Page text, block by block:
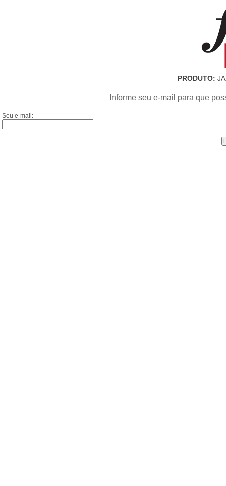
PRODUTO:
Informe seu e-mail para que
Seu e-mail: